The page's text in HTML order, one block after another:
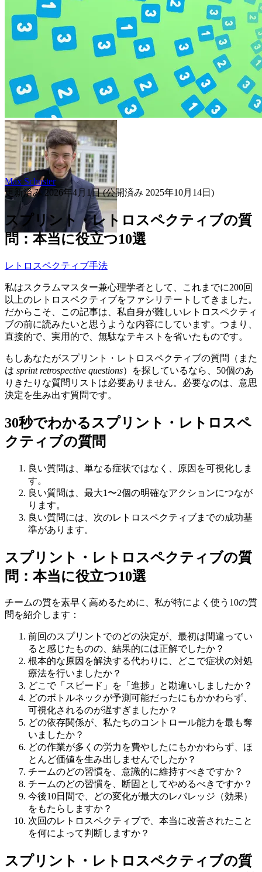
Max Schuster
更新済み 2026年4月1日(公開済み 2025年10月14日 )
スプリント・レトロスペクティブの質
問：本当に役立つ10選
レトロスペクティブ手法
私はスクラムマスター兼心理学者として、これまでに200回
以上のレトロスペクティブをファシリテートしてきました。
だからこそ、この記事は、私自身が難しいレトロスペクティ
ブの前に読みたいと思うような内容にしています。つまり、
直接的で、実用的で、無駄なテキストを省いたものです。
もしあなたがスプリント・レトロスペクティブの質問（また
は sprint retrospective questions）を探しているなら、50個のあ
りきたりな質問リストは必要ありません。必要なのは、意思
決定を生み出す質問です。
30秒でわかるスプリント・レトロスペ
クティブの質問
良い質問は、単なる症状ではなく、原因を可視化しま
す。
良い質問は、最大1〜2個の明確なアクションにつなが
ります。
良い質問には、次のレトロスペクティブまでの成功基
準があります。
スプリント・レトロスペクティブの質
問：本当に役立つ10選
チームの質を素早く高めるために、私が特によく使う10の質
問を紹介します：
前回のスプリントでのどの決定が、最初は間違ってい
ると感じたものの、結果的には正解でしたか？
根本的な原因を解決する代わりに、どこで症状の対処
療法を行いましたか？
どこで「スピード」を「進捗」と勘違いしましたか？
どのボトルネックが予測可能だったにもかかわらず、
可視化されるのが遅すぎましたか？
どの依存関係が、私たちのコントロール能力を最も奪
いましたか？
どの作業が多くの労力を費やしたにもかかわらず、ほ
とんど価値を生み出しませんでしたか？
チームのどの習慣を、意識的に維持すべきですか？
チームのどの習慣を、断固としてやめるべきですか？
今後10日間で、どの変化が最大のレバレッジ（効果）
をもたらしますか？
次回のレトロスペクティブで、本当に改善されたこと
を何によって判断しますか？
スプリント・レトロスペクティブの質